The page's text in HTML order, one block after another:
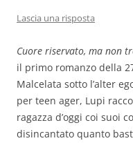
Lascia una risposta
Cuore riservato, ma non
il primo romanzo della
Malcelata sotto l’alter
per teen ager, Lupi
ragazza d’oggi coi suoi
disincantato quanto